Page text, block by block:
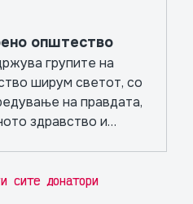
општество
групите на
ширум светот, со
на правдата,
здравство и
сите донатори